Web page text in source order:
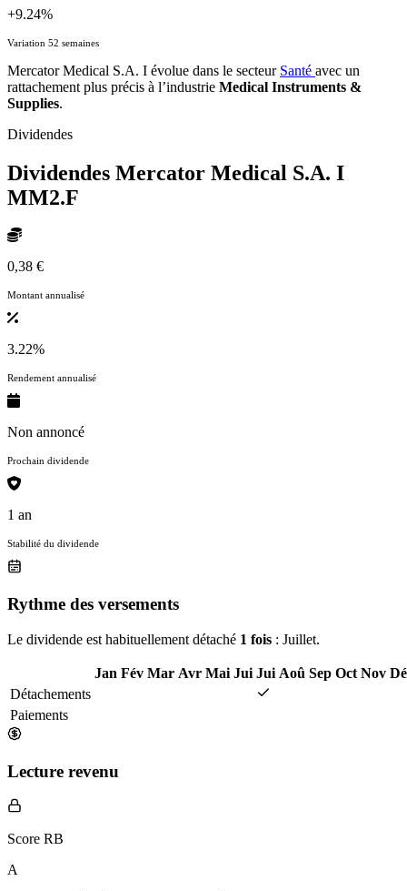
+9.24%
Variation 52 semaines
Mercator Medical S.A. I évolue dans le secteur Santé avec un
rattachement plus précis à l’industrie Medical Instruments &
Supplies.
Dividendes
Dividendes Mercator Medical S.A. I
MM2.F
0,38 €
Montant annualisé
3.22%
Rendement annualisé
Non annoncé
Prochain dividende
1 an
Stabilité du dividende
Rythme des versements
Le dividende est habituellement détaché 1 fois : Juillet.
Jan Fév Mar Avr Mai Jui Jui Aoû Sep Oct Nov
Détachements
Paiements
Lecture revenu
Score RB
A